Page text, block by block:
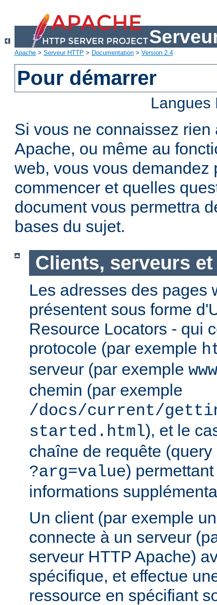
Apache > Serveur HTTP > Documentation > Version 2.4
Pour démarrer
Si vous ne connaissez rien
Apache, ou même au
web, vous vous demandez
commencer et quelles
document vous permettra
bases du sujet.
Clients, serveurs et
Les adresses des pages
présentent sous forme
Resource Locators - qui
protocole (par exemple
serveur (par exemple
chemin (par exemple
/docs/current/
started.html), et le
chaîne de requête
?arg=value)
informations
Un client (par exemple
connecte à un serveur
serveur HTTP Apache)
spécifique, et effectue
ressource en spécifiant